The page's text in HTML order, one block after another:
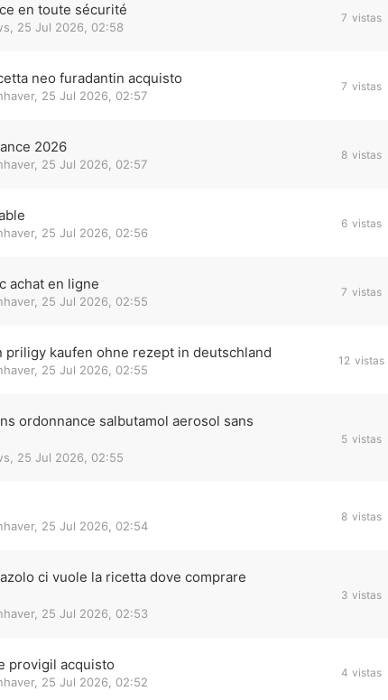
en toute sécurité
25 Jul 2026, 02:58
7 vistas
neo furadantin acquisto
, 25 Jul 2026, 02:57
7 vistas
2026
, 25 Jul 2026, 02:57
8 vistas
, 25 Jul 2026, 02:56
6 vistas
achat en ligne
, 25 Jul 2026, 02:55
7 vistas
kaufen ohne rezept in deutschland
, 25 Jul 2026, 02:55
12 vistas
ordonnance salbutamol aerosol sans
25 Jul 2026, 02:55
5 vistas
, 25 Jul 2026, 02:54
8 vistas
ci vuole la ricetta dove comprare
, 25 Jul 2026, 02:53
3 vistas
provigil acquisto
, 25 Jul 2026, 02:52
4 vistas